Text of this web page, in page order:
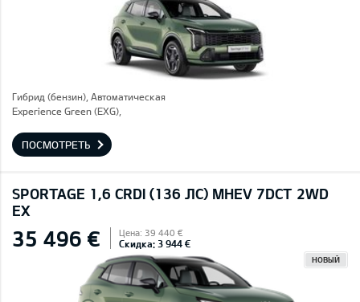
Гибрид (бензин), Автоматическая
Experience Green (EXG),
ПОСМОТРЕТЬ
SPORTAGE 1,6 CRDI (136 ЛС) MHEV 7DCT 2WD
EX
35 496 € Цена: 39 440 €
Скидка: 3 944 €
НОВЫЙ